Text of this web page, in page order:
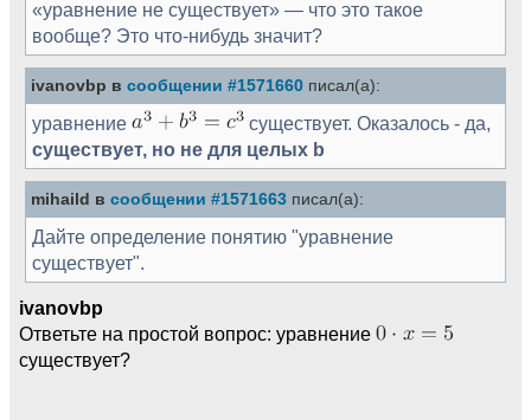
«уравнение не существует» — что это такое
вообще? Это что-нибудь значит?
ivanovbp в сообщении #1571660 писал(а):
уравнение
существует. Оказалось - да,
существует, но не для целых b
mihaild в сообщении #1571663 писал(а):
Дайте определение понятию "уравнение
существует".
ivanovbp
Ответьте на простой вопрос: уравнение
существует?